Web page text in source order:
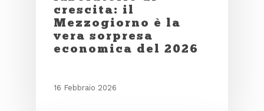
crescita: il
Mezzogiorno è la
vera sorpresa
economica del 2026
16 Febbraio 2026